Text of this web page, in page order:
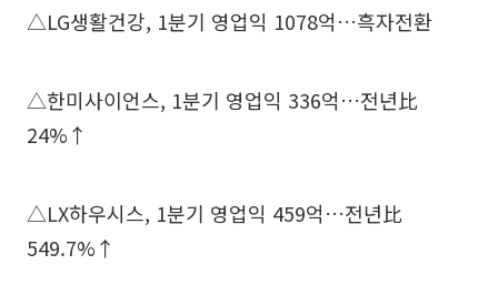
△LG생활건강, 1분기 영업익 1078억…흑자전환
△한미사이언스, 1분기 영업익 336억…전년比
24%↑
△LX하우시스, 1분기 영업익 459억…전년比
549.7%↑